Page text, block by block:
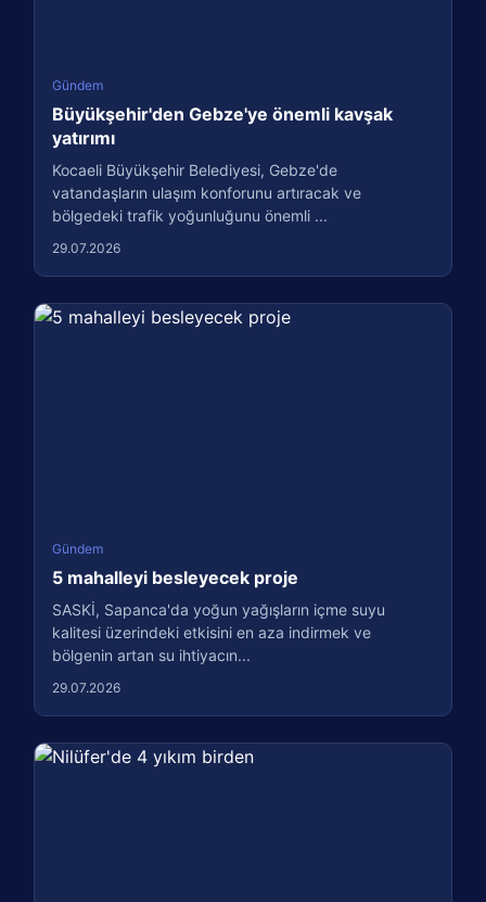
Gündem
Büyükşehir'den Gebze'ye önemli kavşak
yatırımı
Kocaeli Büyükşehir Belediyesi, Gebze'de
vatandaşların ulaşım konforunu artıracak ve
bölgedeki trafik yoğunluğunu önemli ...
29.07.2026
Gündem
5 mahalleyi besleyecek proje
SASKİ, Sapanca'da yoğun yağışların içme suyu
kalitesi üzerindeki etkisini en aza indirmek ve
bölgenin artan su ihtiyacın...
29.07.2026